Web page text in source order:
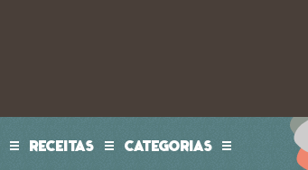
RECEITAS CATEGORIAS